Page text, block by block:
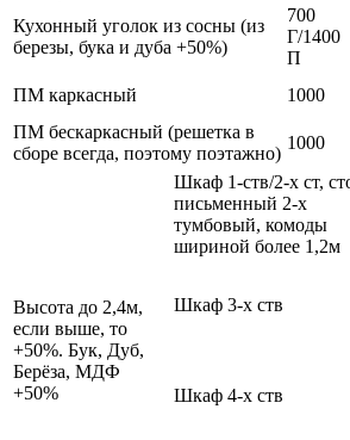
Кухонный уголок из сосны (из
березы, бука и дуба +50%)
700
Г/1400
П
ПМ каркасный 1000
ПМ бескаркасный (решетка в
сборе всегда, поэтому поэтажно)
1000
Высота до 2,4м,
если выше, то
+50%. Бук, Дуб,
Берёза, МДФ
+50%
Шкаф 1-ств/2-х ст,
письменный 2-х
тумбовый, комоды
шириной более 1,2м
Шкаф 3-х ств
Шкаф 4-х ств